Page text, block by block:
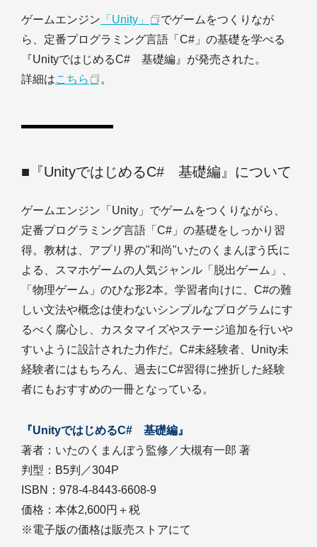
ゲームエンジン 「Unity」
でゲームをつくりなが
ら、定番プログラミング言語「C#」の基礎を学べる
『UnityではじめるC# 基礎編』が発売された。
詳細はこちら 。
■『UnityではじめるC# 基礎編』について
ゲームエンジン「Unity」でゲームをつくりながら、
定番プログラミング言語「C#」の基礎をしっかり習
得。教材は、アプリ界の"和尚"いたのくまんぼう氏に
よる、スマホゲームの人気ジャンル「脱出ゲーム」、
「物理ゲーム」のひな形2本。学習者向けに、C#の難
しい文法や概念は使わないシンプルなプログラムにす
るべく腐心し、カスタマイズやステージ追加を行いや
すいように設計された力作だ。C#未経験者、Unity未
経験者にはもちろん、過去にC#習得に挫折した経験
者にもおすすめの一冊となっている。
『UnityではじめるC# 基礎編』
著者：いたのくまんぼう監修／大槻有一郎 著
判型：B5判／304P
ISBN：978-4-8443-6608-9
価格：本体2,600円＋税
※電子版の価格は販売ストアにて